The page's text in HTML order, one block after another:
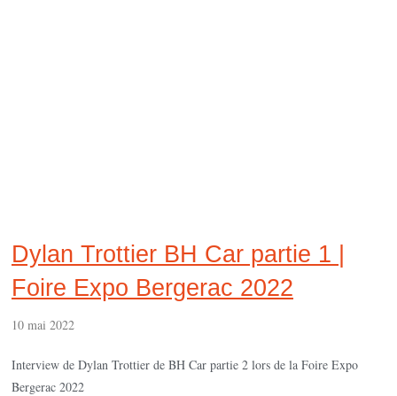
Dylan Trottier BH Car partie 1 |
Foire Expo Bergerac 2022
10 mai 2022
Interview de Dylan Trottier de BH Car partie 2 lors de la Foire Expo
Bergerac 2022